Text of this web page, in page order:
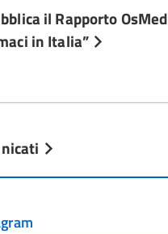
il Rapporto
in Italia”